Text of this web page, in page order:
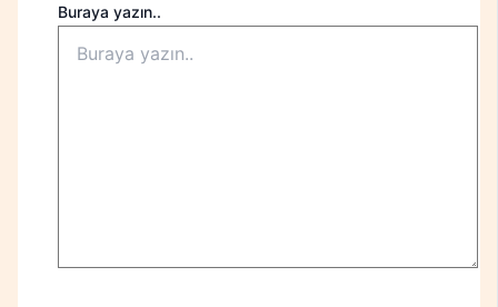
Buraya yazın..